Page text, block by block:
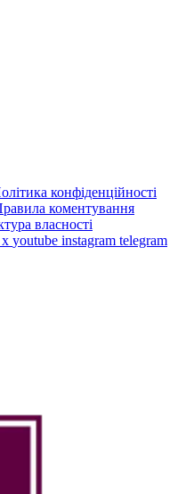
конфіденційності
коментування
власності
x youtube instagram telegram